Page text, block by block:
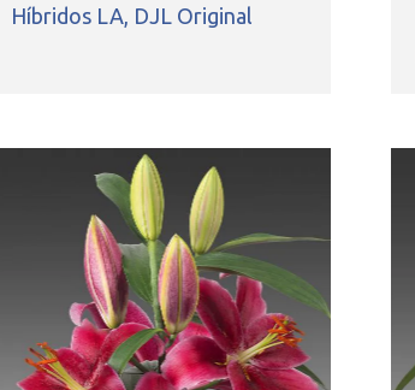
Híbridos LA DJL Original